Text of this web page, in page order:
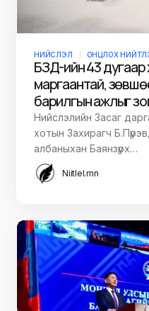
НИЙСЛЭЛ ОНЦЛОХ
БЗД-ийн 43
маргаантай,
барилгын ажлыг
Нийслэлийн Засаг
хотын Захирагч
албаныхан Баянзүрх…
Niitlel.mn